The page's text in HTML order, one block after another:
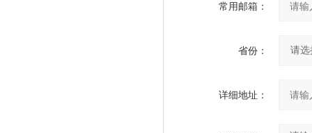
常用邮箱：
省份：
详细地址：